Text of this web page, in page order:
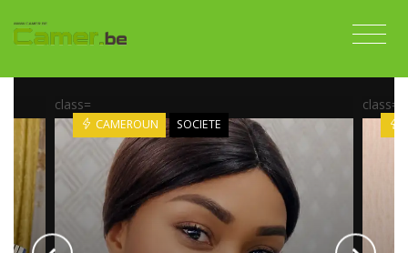
class=
CAMEROUN SOCIETE
class=